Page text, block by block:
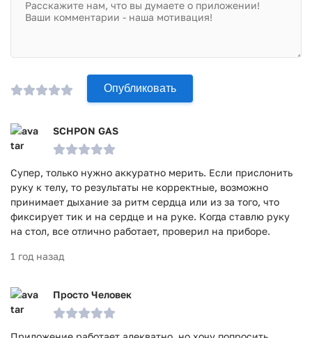
Опубликовать
SCHPON GAS
Супер, только нужно аккуратно мерить. Если прислонить
руку к телу, то результаты не корректные, возможно
принимает дыхание за ритм сердца или из за того, что
фиксирует тик и на сердце и на руке. Когда ставлю руку
на стол, все отлично работает, проверил на приборе.
1 год назад
Просто Человек